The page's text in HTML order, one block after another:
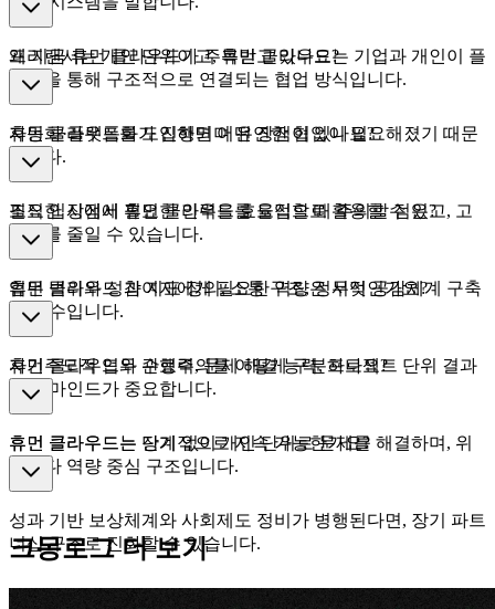
프리랜서는 개인 단위이고, 휴먼 클라우드는 기업과 개인이 플
랫폼을 통해 구조적으로 연결되는 협업 방식입니다.
왜 지금 휴먼 클라우드가 주목받고 있나요?
자동화·플랫폼화가 진행되며 유연한 협업이 필요해졌기 때문
입니다.
휴먼 클라우드를 도입하면 어떤 장점이 있나요?
필요한 시점에 필요한 인력을 효율적으로 활용할 수 있고, 고
정비를 줄일 수 있습니다.
조직 입장에서 휴먼 클라우드를 도입할 때 주의할 점은?
업무 범위와 성과 지표 정의, 소통 구조, 정서적 공감체계 구축
이 필수입니다.
휴먼 클라우드 참여자에게 필요한 역량은 무엇인가요?
자기주도적 업무 수행력, 문제 해결 능력, 프로젝트 단위 결과
중심 마인드가 중요합니다.
휴먼 클라우드와 관료주의를 어떻게 구분하나요?
휴먼 클라우드는 단계 없이 개인 단위로 문제를 해결하며, 위
계보다 역량 중심 구조입니다.
휴먼 클라우드는 장기적으로 지속 가능한가요?
성과 기반 보상체계와 사회제도 정비가 병행된다면, 장기 파트
너십 구조로 진화할 수 있습니다.
크몽로그 더 보기